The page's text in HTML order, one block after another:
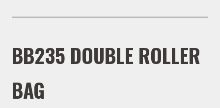
BB235 DOUBLE ROLLER
BAG